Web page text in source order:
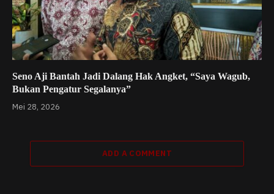
Seno Aji Bantah Jadi Dalang Hak Angket, “Saya Wagub,
Bukan Pengatur Segalanya”
Mei 28, 2026
ADD A COMMENT